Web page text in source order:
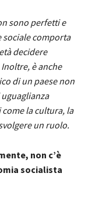
sono perfetti e
sociale comporta
decidere
è anche
di un paese non
la cultura, la
un ruolo.
non c’è
socialista